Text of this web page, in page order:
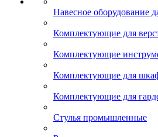
Навесное оборудование
Комплектующие для
Комплектующие
Комплектующие для
Комплектующие для
Стулья промышленные